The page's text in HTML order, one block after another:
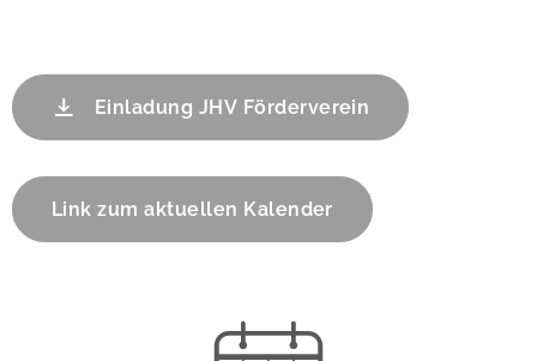
Einladung JHV Förderverein
Link zum aktuellen Kalender